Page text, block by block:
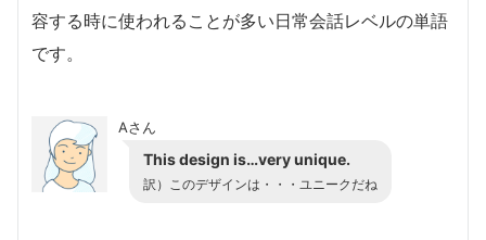
容する時に使われることが多い日常会話レベルの単語
です。
Aさん
This design is…very unique.
訳）このデザインは・・・ユニークだね